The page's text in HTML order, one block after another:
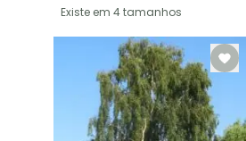
Existe em 4 tamanhos